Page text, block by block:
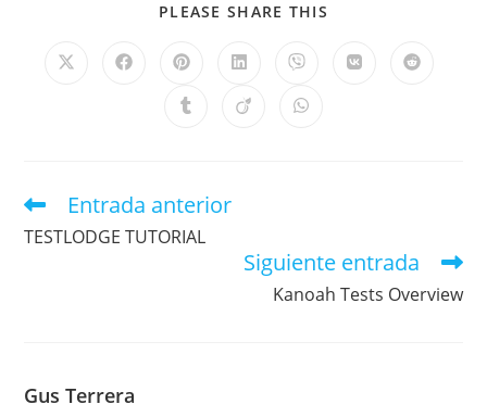
PLEASE SHARE THIS
Entrada anterior
TESTLODGE TUTORIAL
Siguiente entrada
Kanoah Tests Overview
Gus Terrera